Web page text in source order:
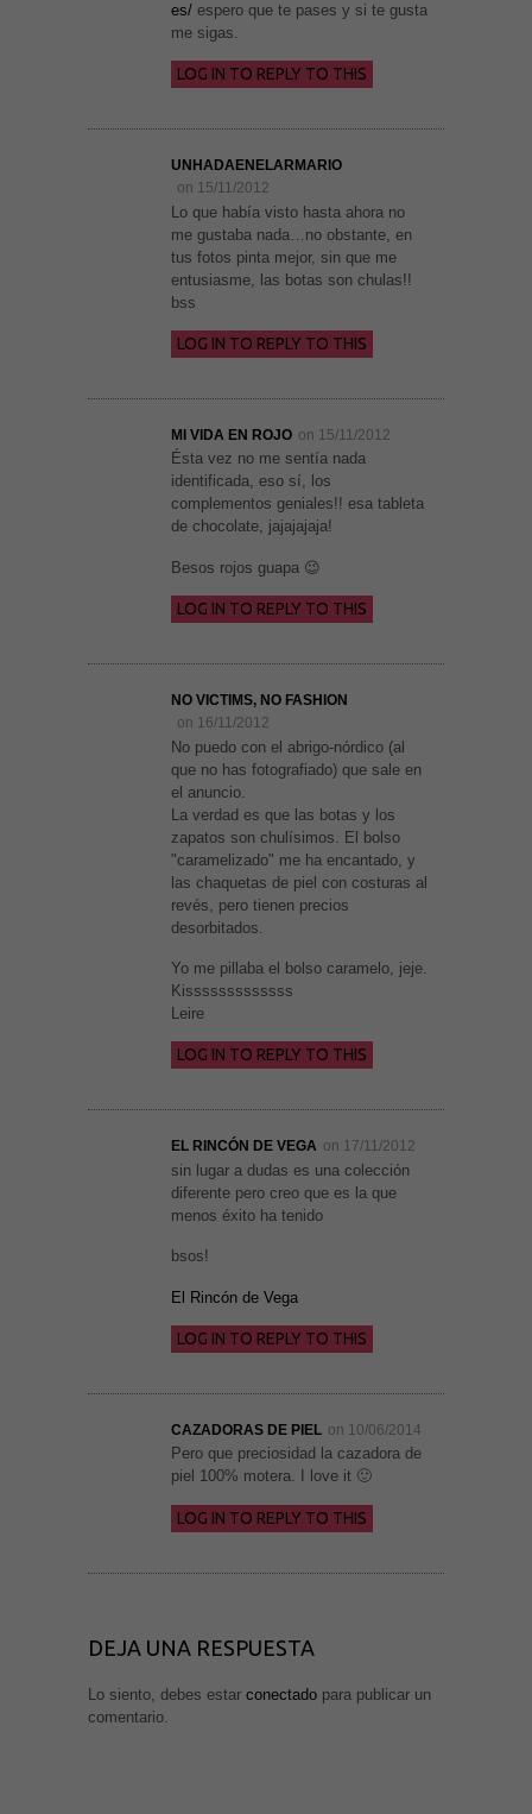
es/ espero que te pases y si te gusta
me sigas.
LOG IN TO REPLY TO THIS
UNHADAENELARMARIO
on 15/11/2012
Lo que había visto hasta ahora no
me gustaba nada…no obstante, en
tus fotos pinta mejor, sin que me
entusiasme, las botas son chulas!!
bss
LOG IN TO REPLY TO THIS
MI VIDA EN ROJO on 15/11/2012
Ésta vez no me sentía nada
identificada, eso sí, los
complementos geniales!! esa tableta
de chocolate, jajajajaja!
Besos rojos guapa 😉
LOG IN TO REPLY TO THIS
NO VICTIMS, NO FASHION
on 16/11/2012
No puedo con el abrigo-nórdico (al
que no has fotografiado) que sale en
el anuncio.
La verdad es que las botas y los
zapatos son chulísimos. El bolso
"caramelizado" me ha encantado, y
las chaquetas de piel con costuras al
revés, pero tienen precios
desorbitados.
Yo me pillaba el bolso caramelo, jeje.
Kisssssssssssss
Leire
LOG IN TO REPLY TO THIS
EL RINCÓN DE VEGA on 17/11/2012
sin lugar a dudas es una colección
diferente pero creo que es la que
menos éxito ha tenido
bsos!
El Rincón de Vega
LOG IN TO REPLY TO THIS
CAZADORAS DE PIEL on 10/06/2014
Pero que preciosidad la cazadora de
piel 100% motera. I love it 🙂
LOG IN TO REPLY TO THIS
DEJA UNA RESPUESTA
Lo siento, debes estar conectado para publicar un
comentario.